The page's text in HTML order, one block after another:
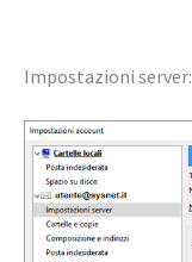
Impostazioni server: